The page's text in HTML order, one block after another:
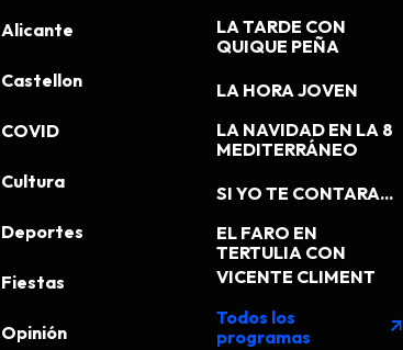
Alicante
Castellon
COVID
Cultura
Deportes
Fiestas
Opinión
LA TARDE CON
QUIQUE PEÑA
LA HORA JOVEN
LA NAVIDAD EN LA 8
MEDITERRÁNEO
SI YO TE CONTARA...
EL FARO EN
TERTULIA CON
VICENTE CLIMENT
Todos los
programas
arrow_outward